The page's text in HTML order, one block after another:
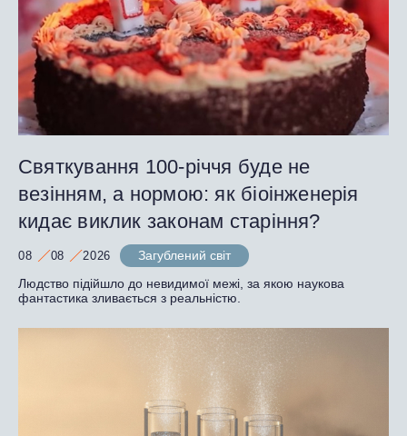
Святкування 100-річчя буде не
везінням, а нормою: як біоінженерія
кидає виклик законам старіння?
08 08 2026
Загублений світ
Людство підійшло до невидимої межі, за якою наукова
фантастика зливається з реальністю.